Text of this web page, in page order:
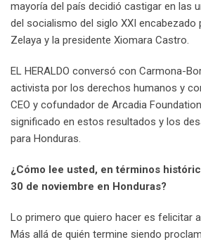
mayoría del país decidió castigar en las
del socialismo del siglo XXI encabezado
Zelaya y la presidente Xiomara Castro.
EL HERALDO conversó con Carmona-
activista por los derechos humanos y
CEO y cofundador de Arcadia
significado en estos resultados y los
para Honduras.
¿Cómo lee usted, en términos
30 de noviembre en Honduras?
Lo primero que quiero hacer es felicitar
Más allá de quién termine siendo